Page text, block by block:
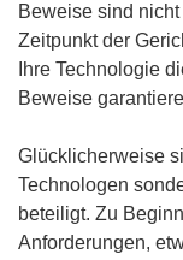
Beweise sind
Zeitpunkt der
Ihre Technologie
Beweise
Glücklicherweise
Technologen
beteiligt. Zu
Anforderungen,